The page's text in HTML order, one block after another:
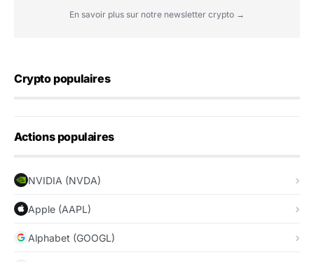
En savoir plus sur notre newsletter crypto →
Crypto populaires
Actions populaires
NVIDIA (NVDA)
Apple (AAPL)
Alphabet (GOOGL)